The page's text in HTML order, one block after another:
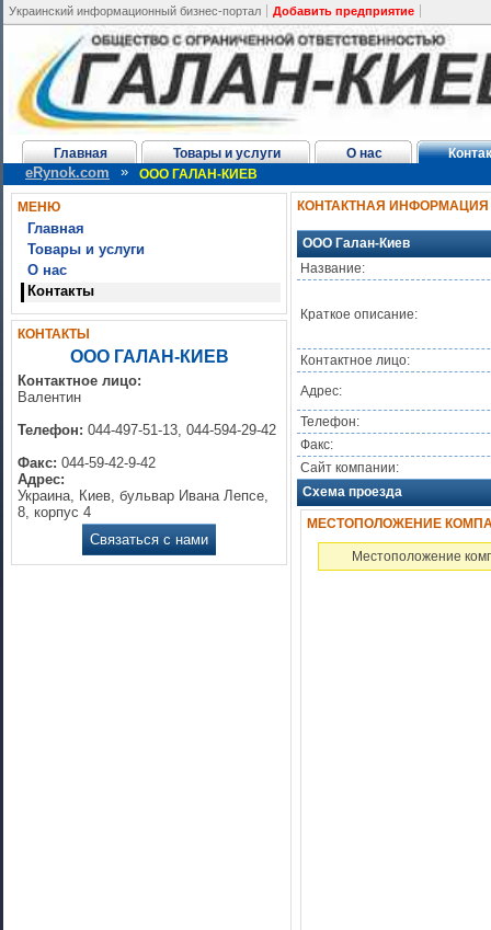
Украинский информационный бизнес-портал Добавить предприятие
Главная Товары и услуги О нас
eRynok.com » ООО ГАЛАН-КИЕВ
МЕНЮ
Главная
Товары и услуги
О нас
Контакты
КОНТАКТЫ
ООО ГАЛАН-КИЕВ
Контактное лицо:
Валентин
Телефон: 044-497-51-13, 044-594-29-42
Факс: 044-59-42-9-42
Адрес:
Украина, Киев, бульвар Ивана Лепсе,
8, корпус 4
Связаться с нами
КОНТАКТНАЯ ИНФОРМАЦИЯ
ООО Галан-Киев
Название:
Краткое описание:
Контактное лицо:
Адрес:
Телефон:
Факс:
Сайт компании:
Схема проезда
МЕСТОПОЛОЖЕНИЕ
Местоположение